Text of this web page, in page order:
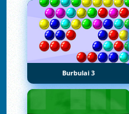
Burbulai 3